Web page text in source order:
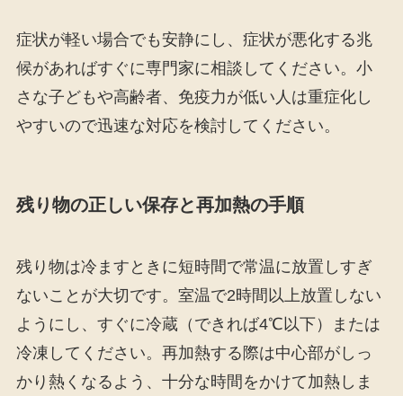
症状が軽い場合でも安静にし、症状が悪化する兆
候があればすぐに専門家に相談してください。小
さな子どもや高齢者、免疫力が低い人は重症化し
やすいので迅速な対応を検討してください。
残り物の正しい保存と再加熱の手順
残り物は冷ますときに短時間で常温に放置しすぎ
ないことが大切です。室温で2時間以上放置しない
ようにし、すぐに冷蔵（できれば4℃以下）または
冷凍してください。再加熱する際は中心部がしっ
かり熱くなるよう、十分な時間をかけて加熱しま